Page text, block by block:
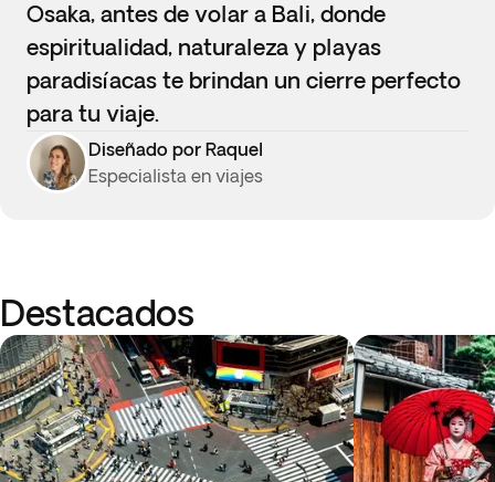
Osaka, antes de volar a Bali, donde
espiritualidad, naturaleza y playas
paradisíacas te brindan un cierre perfecto
para tu viaje.
Diseñado por Raquel
Especialista en viajes
Destacados